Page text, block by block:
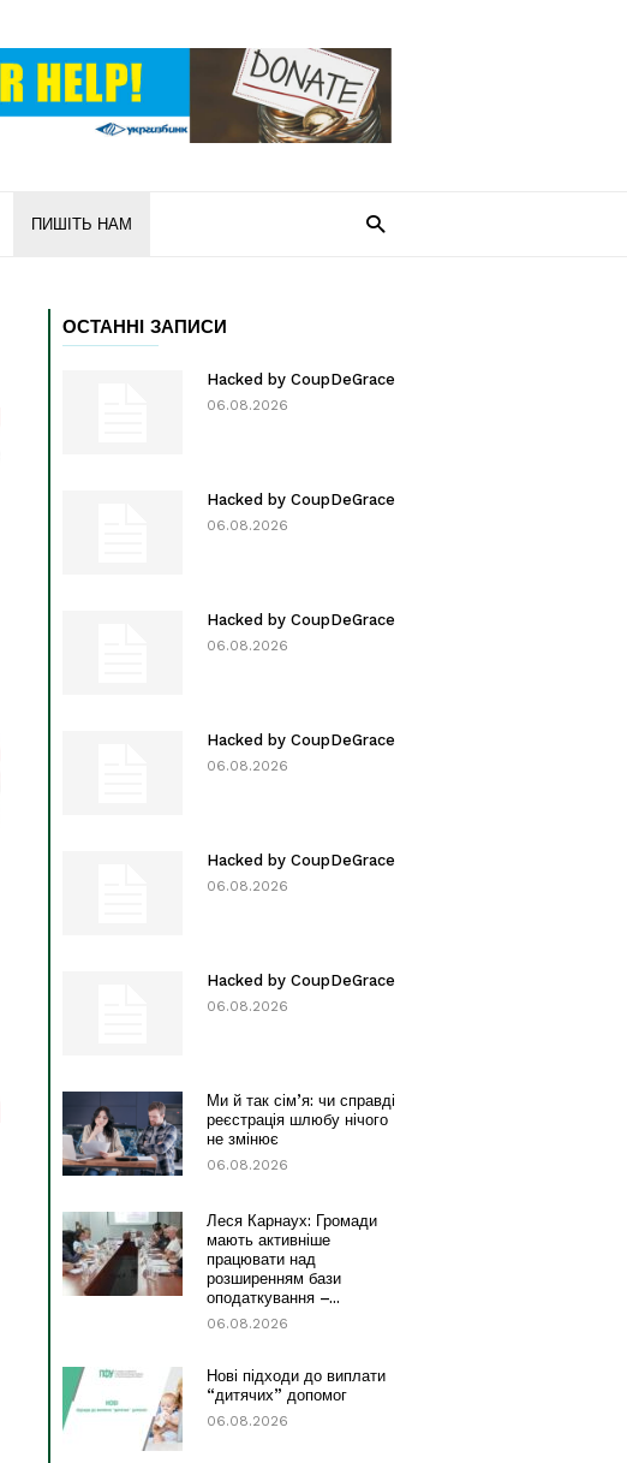
ПИШІТЬ НАМ
ОСТАННІ ЗАПИСИ
Hacked by CoupDeGrace
06.08.2026
Hacked by CoupDeGrace
06.08.2026
Hacked by CoupDeGrace
06.08.2026
Hacked by CoupDeGrace
06.08.2026
Hacked by CoupDeGrace
06.08.2026
Hacked by CoupDeGrace
06.08.2026
Ми й так сім’я: чи справді
реєстрація шлюбу нічого
не змінює
06.08.2026
Леся Карнаух: Громади
мають активніше
працювати над
розширенням бази
оподаткування –...
06.08.2026
Нові підходи до виплати
“дитячих” допомог
06.08.2026